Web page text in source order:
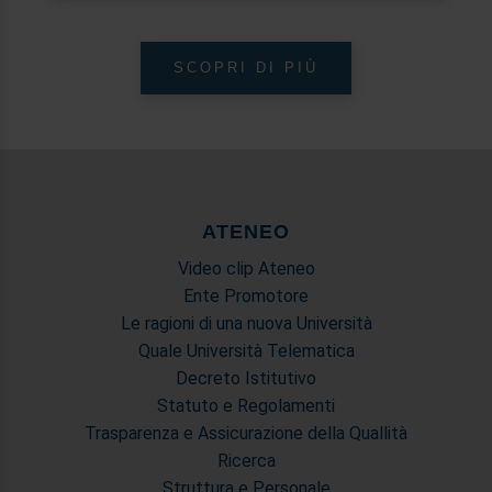
raccolto dal suo utilizzo dei loro servizi.
SCOPRI DI PIÙ
ATENEO
Video clip Ateneo
Ente Promotore
Le ragioni di una nuova Università
Quale Università Telematica
Decreto Istitutivo
Statuto e Regolamenti
Trasparenza e Assicurazione della Quallità
Ricerca